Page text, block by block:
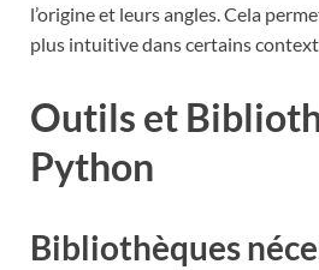
l’origine et leurs angles. Cela
plus intuitive dans certains
Outils et
Python
Bibliothèques